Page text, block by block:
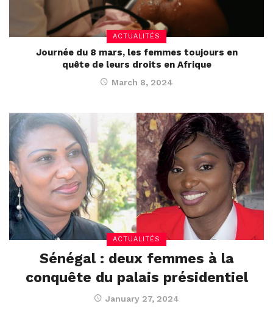
ACTUALITÉS
Journée du 8 mars, les femmes toujours en
quête de leurs droits en Afrique
March 8, 2024
ACTUALITÉS
Sénégal : deux femmes à la
conquête du palais présidentiel
January 27, 2024